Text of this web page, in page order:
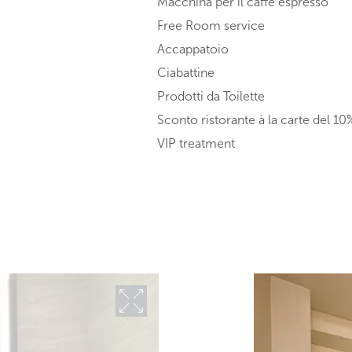
Free Room service
Accappatoio
Ciabattine
Prodotti da Toilette
Sconto ristorante à la carte del
VIP treatment